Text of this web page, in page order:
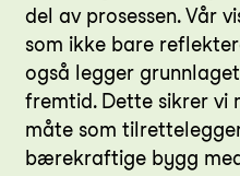
del av prosessen. Vår
som ikke bare
også legger grunnlaget
fremtid. Dette sikrer vi
måte som
bærekraftige bygg